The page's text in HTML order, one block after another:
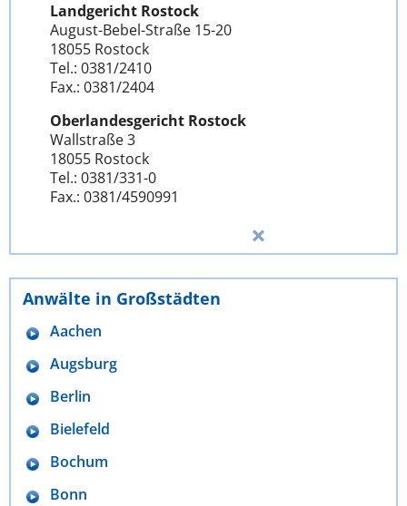
Landgericht Rostock
August-Bebel-Straße 15-20
18055 Rostock
Tel.: 0381/2410
Fax.: 0381/2404
Oberlandesgericht Rostock
Wallstraße 3
18055 Rostock
Tel.: 0381/331-0
Fax.: 0381/4590991
Anwälte in Großstädten
Aachen
Augsburg
Berlin
Bielefeld
Bochum
Bonn